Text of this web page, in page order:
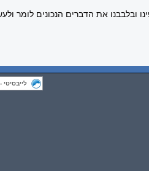
את הדברים הנכונים לומר
לייבסיטי